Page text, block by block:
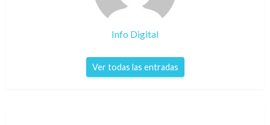
Info Digital
Ver todas las entradas